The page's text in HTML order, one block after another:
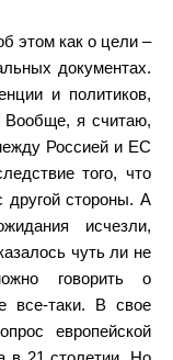
этом как о цели –
документах.
и политиков,
Вообще, я считаю,
Россией и ЕС
того, что
стороны. А
исчезли,
чуть ли не
говорить о
все-таки. В свое
европейской